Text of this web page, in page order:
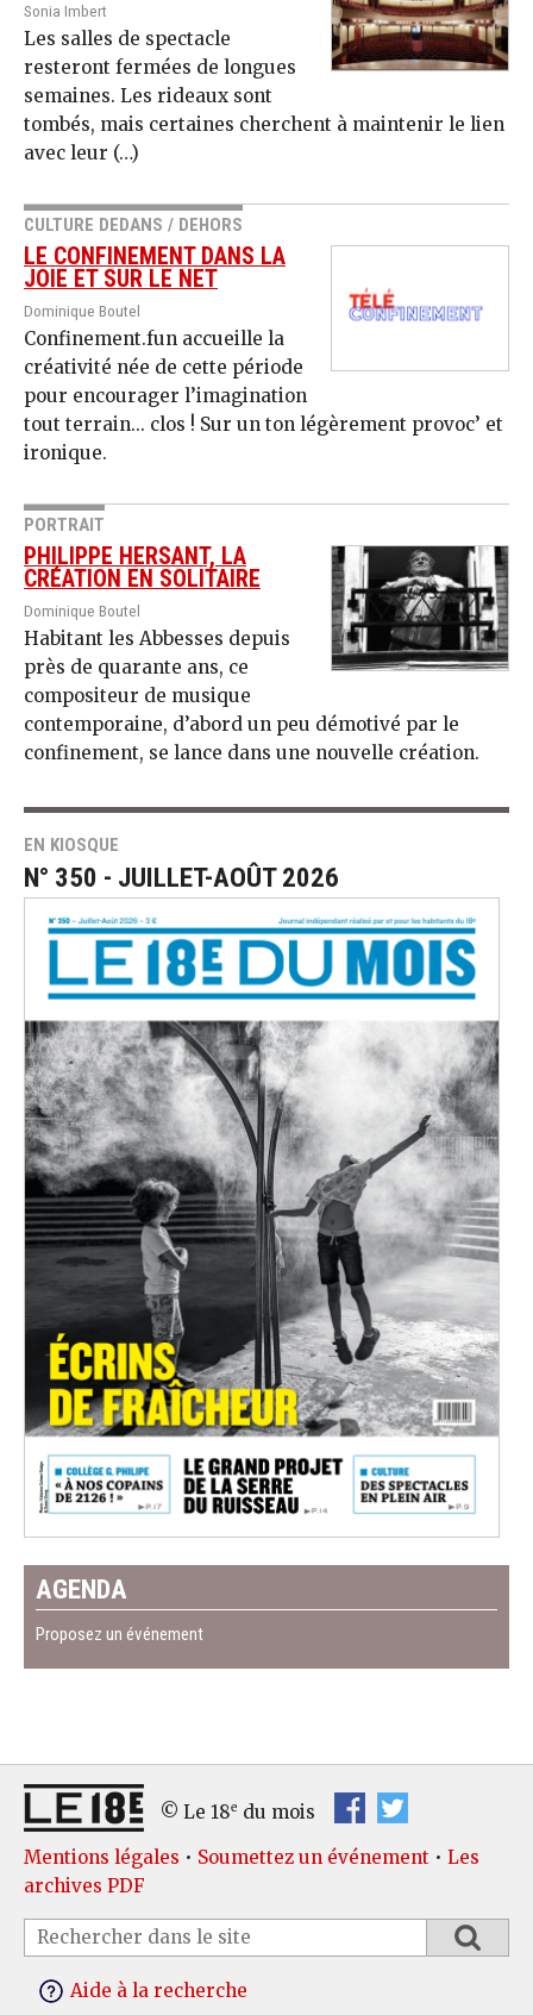
Sonia Imbert
Les salles de spectacle
resteront fermées de longues
semaines. Les rideaux sont
tombés, mais certaines cherchent à maintenir le lien
avec leur (…)
CULTURE DEDANS / DEHORS
LE CONFINEMENT DANS LA
JOIE ET SUR LE NET
Dominique Boutel
Confinement.fun accueille la
créativité née de cette période
pour encourager l’imagination
tout terrain... clos ! Sur un ton légèrement provoc’ et
ironique.
PORTRAIT
PHILIPPE HERSANT, LA
CRÉATION EN SOLITAIRE
Dominique Boutel
Habitant les Abbesses depuis
près de quarante ans, ce
compositeur de musique
contemporaine, d’abord un peu démotivé par le
confinement, se lance dans une nouvelle création.
EN KIOSQUE
N° 350 - JUILLET-AOÛT 2026
AGENDA
Proposez un événement
© Le 18e du mois
Mentions légales • Soumettez un événement • Les
archives PDF
Aide à la recherche